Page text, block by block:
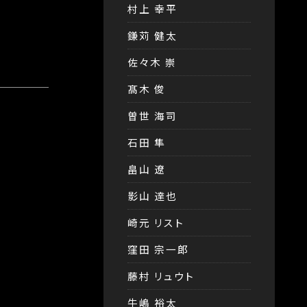
村上 幸平
鎌苅 健太
佐々木 崇
髙木 俊
曽世 海司
石田 隼
畠山 遼
影山 達也
崎元 リスト
窪田 宗一郎
藤村 リュウト
牛嶋 裕太